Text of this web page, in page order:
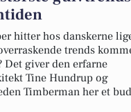
hitter hos danskerne
trends
Det giver den erfarne
Tine Hundrup og
Timberman her et